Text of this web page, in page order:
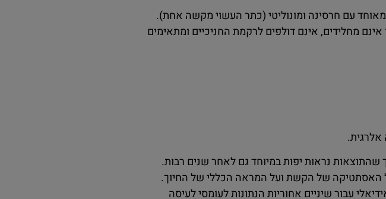
מאוחד עם חרסינה ומונוליטי (כתר העשוי מקשה אחת).
מחלידים, אינם דולפים לרקמת החניכיים ומתאימים
אלרגית.
שהתוצאות נראות יפות במיוחד גם לאחר שנים רבות.
על האסתטיקה של הקשת ועל המראה הכללי של החיוך.
עבור שיניים אחוריות הנתונות לעומסי לעיסה